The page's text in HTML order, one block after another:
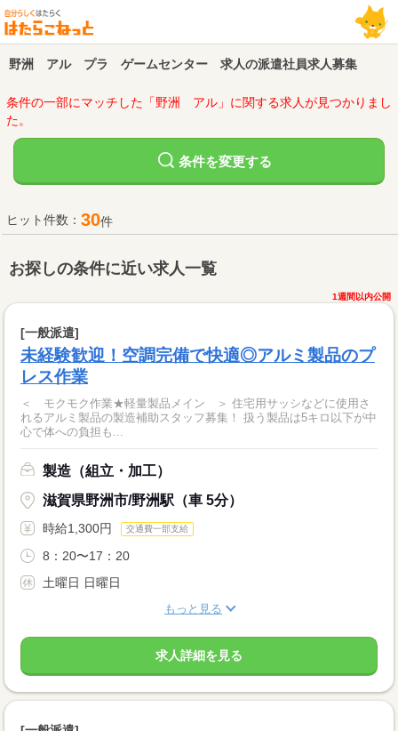
野洲 アル プラ ゲームセンター 求人の派遣社員求人募集
条件の一部にマッチした「野洲 アル」に関する求人が見つかりまし
た。
条件を変更する
ヒット件数： 30件
お探しの条件に近い求人一覧
1週間以内公開
[一般派遣]
未経験歓迎！空調完備で快適◎アルミ製品のプ
レス作業
＜ モクモク作業★軽量製品メイン ＞ 住宅用サッシなどに使用さ
れるアルミ製品の製造補助スタッフ募集！ 扱う製品は5キロ以下が中
心で体への負担も...
製造（組立・加工）
滋賀県野洲市/野洲駅（車 5分）
時給1,300円 交通費一部支給
8：20〜17：20
土曜日 日曜日
もっと見る
求人詳細を見る